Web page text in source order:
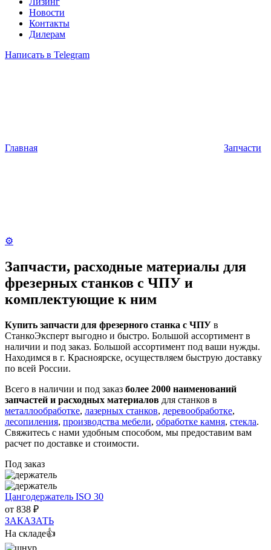
Новости
Контакты
Дилерам
Написать в Telegram
Главная Запчасти
⚙️
Запчасти, расходные материалы для
фрезерных станков с ЧПУ и
комплектующие к ним
Купить запчасти для фрезерного станка с ЧПУ в
СтанкоЭксперт выгодно и быстро. Большой ассортимент в
наличии и под заказ. Большой ассортимент под ваши нужды.
Находимся в г. Красноярске, осуществляем быструю доставку
по всей России.
Всего в наличии и под заказ более 2000 наименований
запчастей и расходных материалов для станков в
металлообработке, лазерных станков, деревообработке,
лесопиления, производства мебели, обработке камня, стекла.
Свяжитесь с нами удобным способом, мы предоставим вам
расчет по доставке и стоимости.
Под заказ
Цангодержатель ISO 30
от 838 ₽
ЗАКАЗАТЬ
На складе👍